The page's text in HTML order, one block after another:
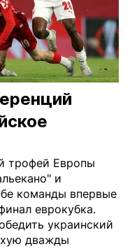
видео YouTube
трофей Европы
и
команды впервые
еврокубка.
украинский
дважды